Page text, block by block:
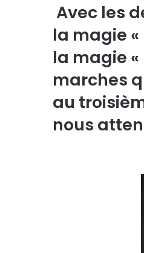
Avec les
la magie
la magie
marches
au
nous